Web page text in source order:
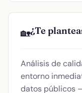
🏡¿Te
Análisis de
entorno
datos públicos